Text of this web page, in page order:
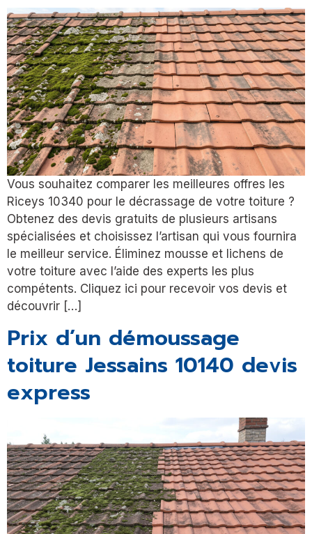
Vous souhaitez comparer les meilleures offres les
Riceys 10340 pour le décrassage de votre toiture ?
Obtenez des devis gratuits de plusieurs artisans
spécialisées et choisissez l’artisan qui vous fournira
le meilleur service. Éliminez mousse et lichens de
votre toiture avec l’aide des experts les plus
compétents. Cliquez ici pour recevoir vos devis et
découvrir […]
Prix d’un démoussage
toiture Jessains 10140 devis
express